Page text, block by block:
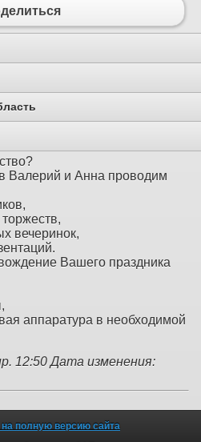
Валерий и Анна проводим
вечеринок,
Вашего праздника
аппаратура в необходимой
12:50 Дата изменения:
полную версию сайта